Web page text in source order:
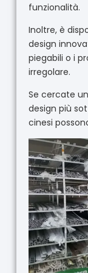
funzionalità.
Inoltre, è
design
piegabili o i
irregolare.
Se cercate
design più
cinesi